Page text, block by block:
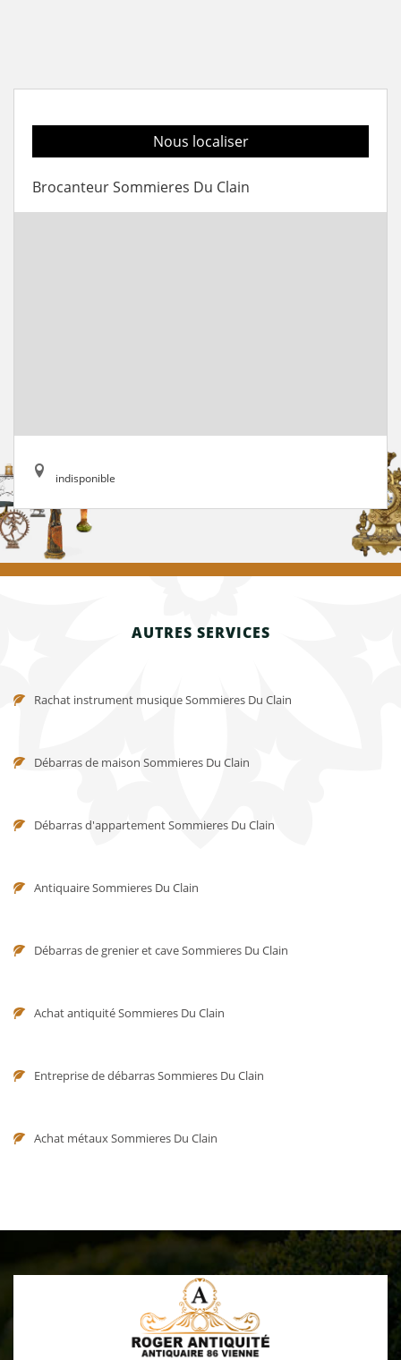
Nous localiser
Brocanteur Sommieres Du Clain
indisponible
AUTRES SERVICES
Rachat instrument musique Sommieres Du Clain
Débarras de maison Sommieres Du Clain
Débarras d'appartement Sommieres Du Clain
Antiquaire Sommieres Du Clain
Débarras de grenier et cave Sommieres Du Clain
Achat antiquité Sommieres Du Clain
Entreprise de débarras Sommieres Du Clain
Achat métaux Sommieres Du Clain